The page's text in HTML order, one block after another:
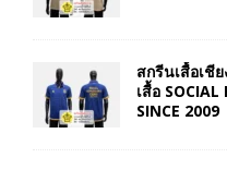
สกรีนเสื้อเชี
เสื้อ SOCIAL
SINCE 2009